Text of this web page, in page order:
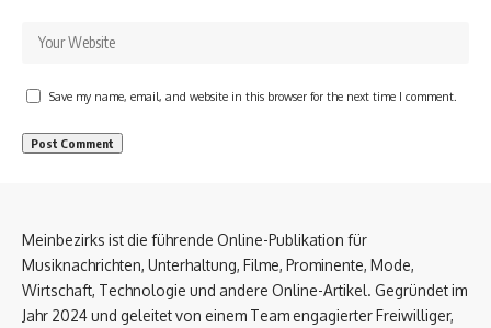
Save my name, email, and website in this browser for the next time I comment.
Meinbezirks ist die führende Online-Publikation für
Musiknachrichten, Unterhaltung, Filme, Prominente, Mode,
Wirtschaft, Technologie und andere Online-Artikel. Gegründet im
Jahr 2024 und geleitet von einem Team engagierter Freiwilliger,